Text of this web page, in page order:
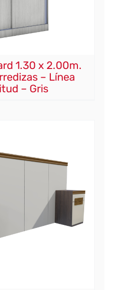
1.30 x 2.00m.
– Línea
– Gris